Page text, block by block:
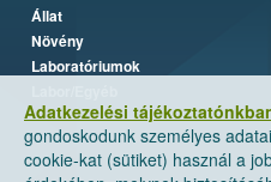
Adatkezelési
gondoskodunk személyes
cookie-kat (sütiket) használ a
Állat
Növény
Laboratóriumok